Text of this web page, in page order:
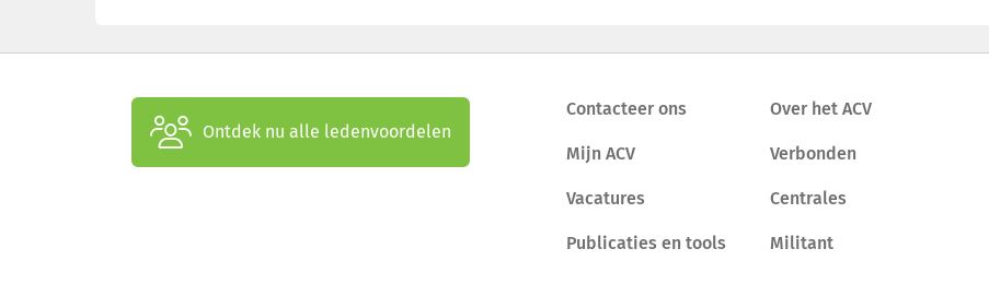
Ontdek nu alle ledenvoordelen
Contacteer ons
Mijn ACV
Vacatures
Publicaties en tools
Over het ACV
Verbonden
Centrales
Militant